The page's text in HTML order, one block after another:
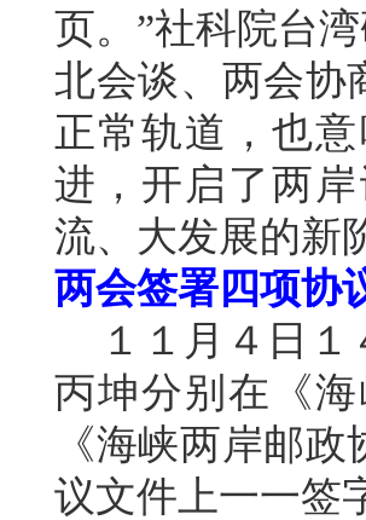
页。”社科院台
北会谈、两会协
正常轨道，也
进，开启了两
流、大发展的新
两会签署四项
１１月４日１
丙坤分别在《
《海峡两岸邮
议文件上一一签